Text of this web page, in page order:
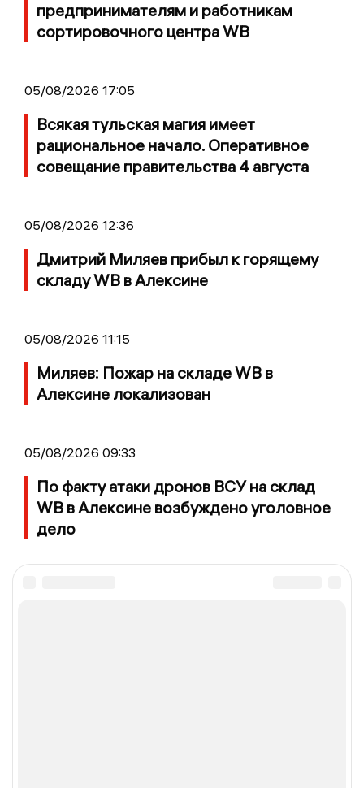
предпринимателям и работникам
сортировочного центра WB
05/08/2026 17:05
Всякая тульская магия имеет
рациональное начало. Оперативное
совещание правительства 4 августа
05/08/2026 12:36
Дмитрий Миляев прибыл к горящему
складу WB в Алексине
05/08/2026 11:15
Миляев: Пожар на складе WB в
Алексине локализован
05/08/2026 09:33
По факту атаки дронов ВСУ на склад
WB в Алексине возбуждено уголовное
дело